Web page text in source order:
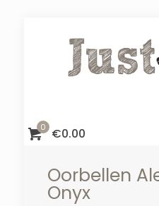
0 €0.00
Oorbellen
Onyx